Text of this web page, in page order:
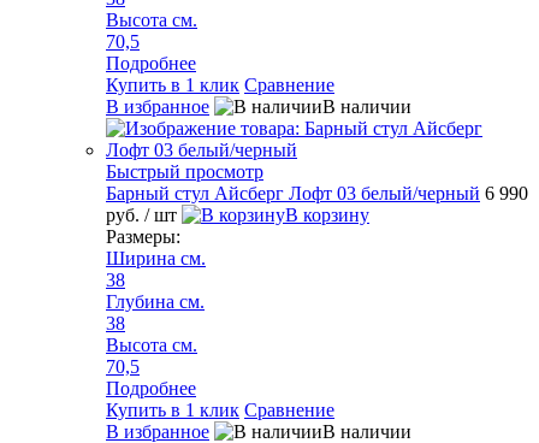
Высота см.
70,5
Подробнее
Купить в 1 клик Сравнение
В избранное
В наличии
Быстрый просмотр
Барный стул Айсберг Лофт 03 белый/черный 6 990
руб. / шт
В корзину
Размеры:
Ширина см.
38
Глубина см.
38
Высота см.
70,5
Подробнее
Купить в 1 клик Сравнение
В избранное
В наличии